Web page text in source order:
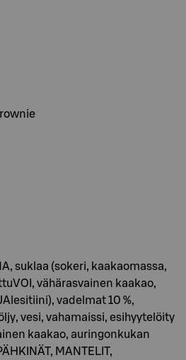
suklaa (sokeri, kaakaomassa,
vähärasvainen kaakao,
vadelmat 10 %,
vesi, vahamaissi, esihyytelöity
kaakao, auringonkukan
MANTELIT,